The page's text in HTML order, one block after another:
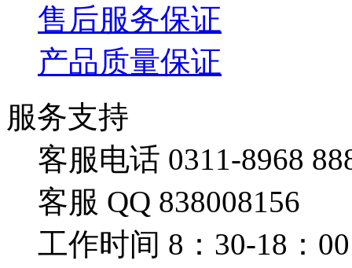
售后服务保证
产品质量保证
服务支持
客服电话 0311-8968
客服 QQ 838008156
工作时间 8：30-18：00